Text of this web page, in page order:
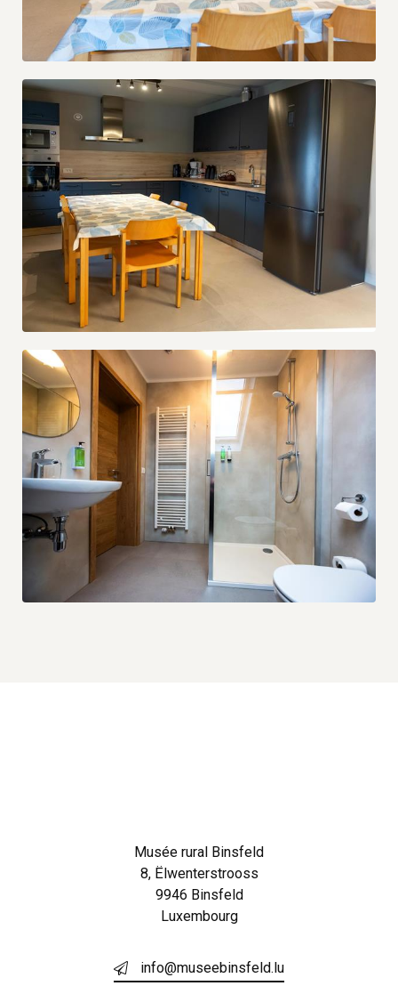
Musée rural Binsfeld
8, Ëlwenterstrooss
9946 Binsfeld
Luxembourg
info@museebinsfeld.lu